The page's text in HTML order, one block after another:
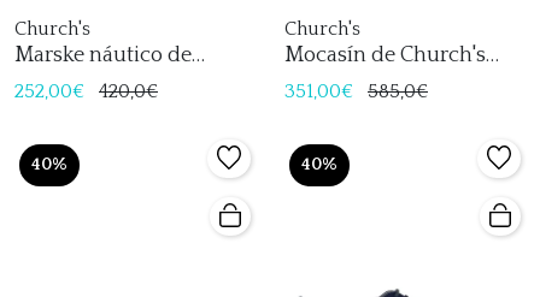
Church's
Marske náutico de
Church's
252,00€ 420,0€
Church's
Mocasín de Church's
Doughton
351,00€ 585,0€
40% 40%